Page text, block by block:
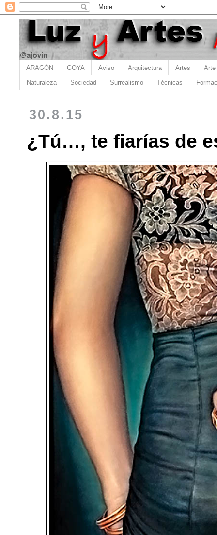
ARAGÓN GOYA Aviso Arquitectura Artes Arte
Naturaleza Sociedad Surrealismo Técnicas
30.8.15
¿Tú…, te fiarías de